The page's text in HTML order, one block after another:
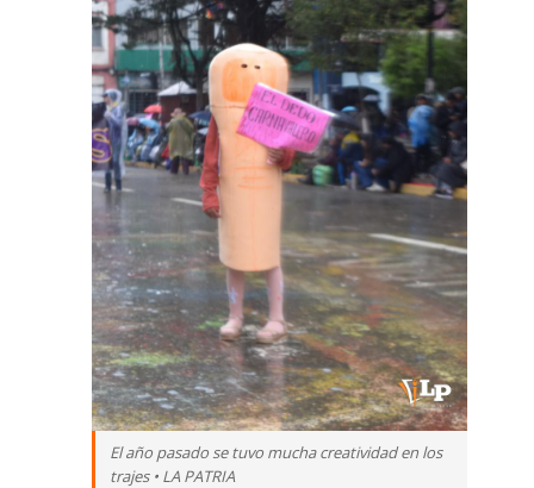
El año pasado se tuvo mucha creatividad en los
trajes • LA PATRIA